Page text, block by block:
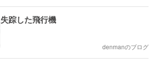
失踪した飛行機
denmanのブログ